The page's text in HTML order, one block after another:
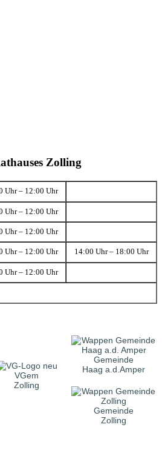
Zolling
Uhr – 12:00 Uhr
Uhr – 12:00 Uhr
Uhr – 12:00 Uhr
Uhr – 12:00 Uhr 14:00 Uhr – 18:00 Uhr
Uhr – 12:00 Uhr
VGem
Zolling
Gemeinde
Haag a.d.Amper
Gemeinde
Zolling